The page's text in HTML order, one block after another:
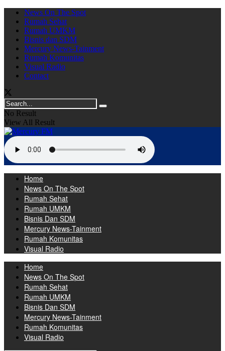
News On The Spot
Rumah Sehat
Rumah UMKM
Bisnis dan SDM
Mercury News-Tainment
Rumah Komunitas
Visual Radio
Contact
No Result
View All Result
Home
News On The Spot
Rumah Sehat
Rumah UMKM
Bisnis Dan SDM
Mercury News-Tainment
Rumah Komunitas
Visual Radio
Home
News On The Spot
Rumah Sehat
Rumah UMKM
Bisnis Dan SDM
Mercury News-Tainment
Rumah Komunitas
Visual Radio